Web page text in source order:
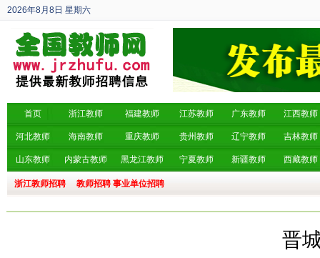
2026年8月8日 星期六
丙午年 六月廿六
首页 浙江教师 福建教师 江苏教师 广东教师 江西教师
河北教师 海南教师 重庆教师 贵州教师 辽宁教师 吉林教师
山东教师 内蒙古教师 黑龙江教师 宁夏教师 新疆教师 西藏教师
浙江教师招聘 教师招聘 事业单位招聘
晋